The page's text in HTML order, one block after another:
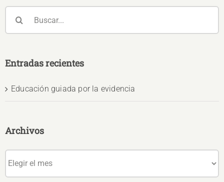
Entradas recientes
Educación guiada por la evidencia
Archivos